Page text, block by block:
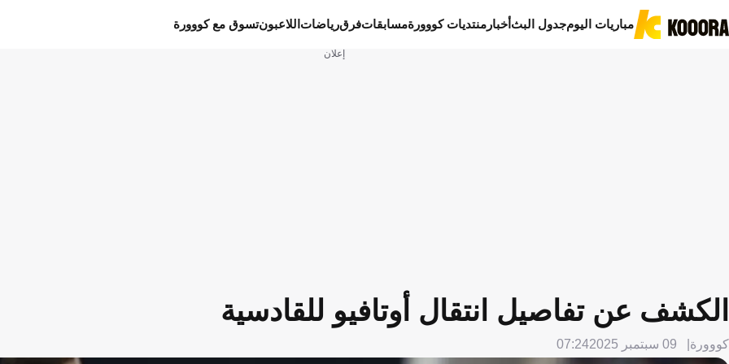
مباريات اليومجدول البثأخبار منتديات كووورةمسابقاتفرقرياضات اللاعبونتسوق مع كووورة
إعلان
الكشف عن تفاصيل انتقال أوتافيو للقادسية
كووورة 09 سبتمبر 2025 07:24